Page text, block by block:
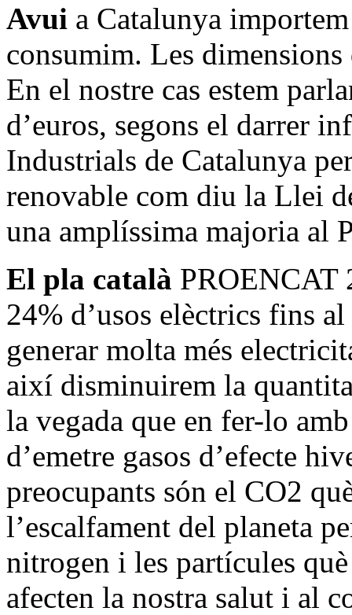
Avui a Catalunya
consumim. Les dimensions
En el nostre cas estem
d’euros, segons el darrer
Industrials de Catalunya
renovable com diu la Llei
una amplíssima majoria al
El pla català PROENCAT
24% d’usos elèctrics fins
generar molta més
així disminuirem la
la vegada que en fer-lo
d’emetre gasos d’efecte
preocupants són el CO2
l’escalfament del planeta
nitrogen i les partícules
afecten la nostra salut i al